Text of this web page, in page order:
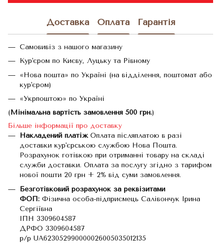
Доставка Оплата Гарантія
Самовивіз з нашого магазину
Кур'єром по Києву, Луцьку та Рівному
«Нова пошта» по Україні (на відділення, поштомат або
кур'єром)
«Укрпоштою» по Україні
(Мінімальна вартість замовлення 500 грн.)
Більше інформації про доставку
Накладений платіжОплата післяплатою в разі
доставки кур'єрською службою Нова Пошта.
Розрахунок готівкою при отриманні товару на складі
служби доставки. Оплата за послугу згідно з тарифом
нової пошти 20 грн + 2% від суми замовлення.
Безготівковий розрахунок за реквізитами
ФОП: Фізична особа-підприємець Салівончук Ірина
Сергіївна
ІПН 3309604587
ДРФО 3309604587
р/р UA623052990000026005035012135